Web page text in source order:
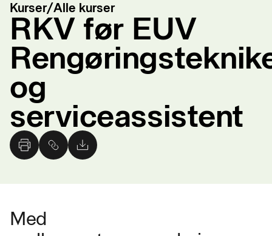
Kurser/Alle kurser
RKV før EUV
og
serviceassistent
Med